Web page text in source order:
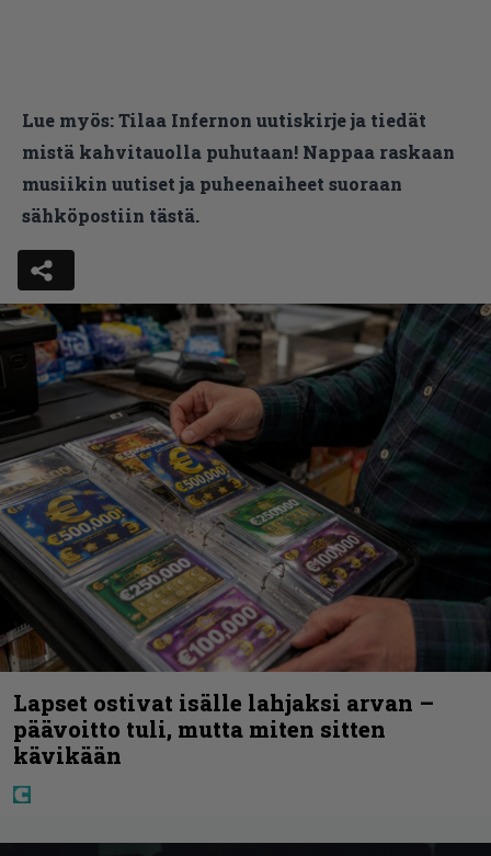
Lue myös:Tilaa Infernon uutiskirje ja tiedät
mistä kahvitauolla puhutaan! Nappaa raskaan
musiikin uutiset ja puheenaiheet suoraan
sähköpostiin tästä.
Lapset ostivat isälle lahjaksi arvan –
päävoitto tuli, mutta miten sitten
kävikään